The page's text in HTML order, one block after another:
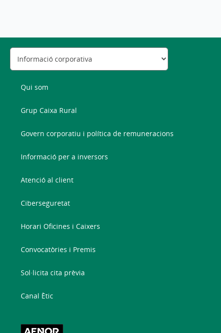
Qui som
Grup Caixa Rural
Govern corporatiu i política de remuneracions
Informació per a inversors
Atenció al client
Ciberseguretat
Horari Oficines i Caixers
Convocatòries i Premis
Sol·licita cita prèvia
Canal Ètic